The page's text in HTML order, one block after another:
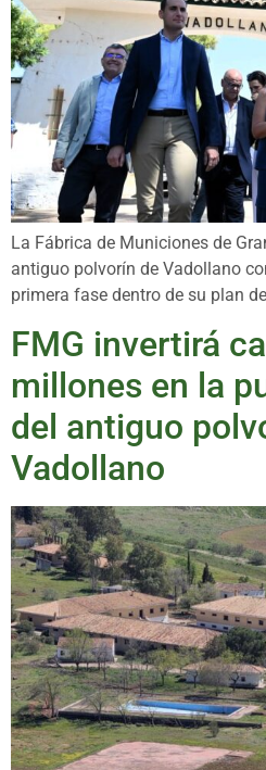
La Fábrica de Municiones de
antiguo polvorín de Vadollano
primera fase dentro de su plan
FMG invertirá
millones en la
del antiguo
Vadollano